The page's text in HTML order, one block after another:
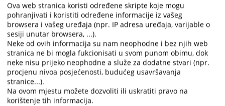
Ova web stranica koristi određene skripte koje mogu
pohranjivati i koristiti određene informacije iz vašeg
browsera i vašeg uređaja (npr. IP adresa uređaja, varijable o
sesiji unutar browsera, ...).
Neke od ovih informacija su nam neophodne i bez njih web
stranica ne bi mogla fukcionisati u svom punom obimu, dok
neke nisu prijeko neophodne a služe za dodatne stvari (npr.
procjenu nivoa posjećenosti, budućeg usavršavanja
stranice...).
Na ovom mjestu možete dozvoliti ili uskratiti pravo na
korištenje tih informacija.